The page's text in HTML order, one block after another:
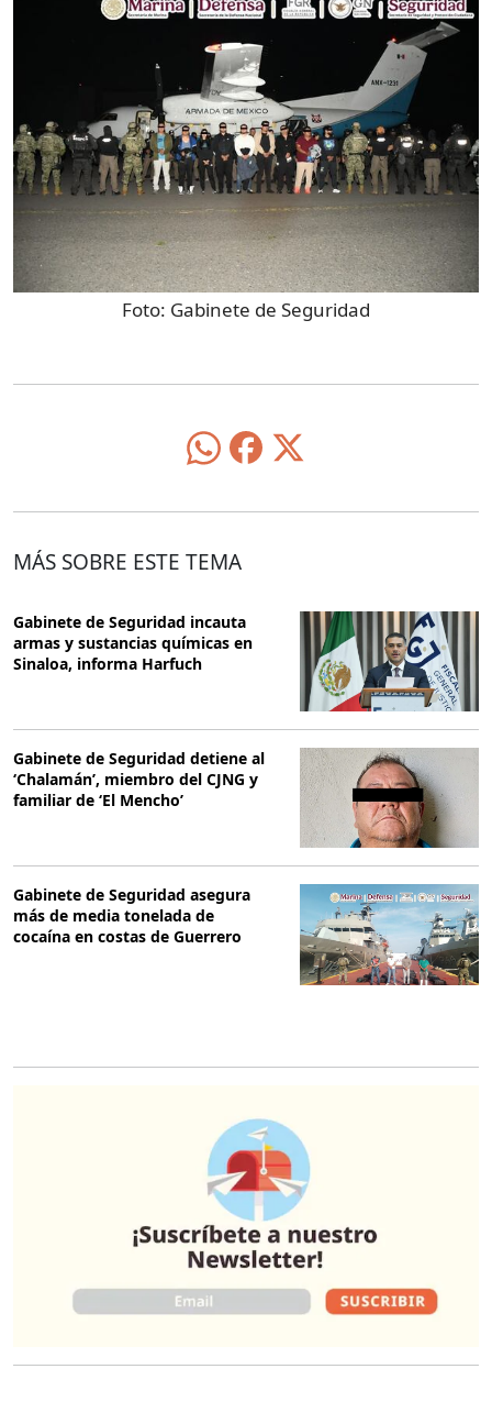
Foto: Gabinete de Seguridad
MÁS SOBRE ESTE TEMA
Gabinete de Seguridad incauta
armas y sustancias químicas en
Sinaloa, informa Harfuch
Gabinete de Seguridad detiene al
‘Chalamán’, miembro del CJNG y
familiar de ‘El Mencho’
Gabinete de Seguridad asegura
más de media tonelada de
cocaína en costas de Guerrero